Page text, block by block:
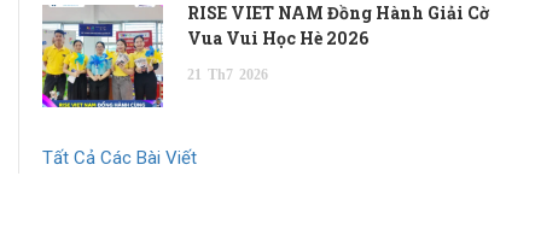
RISE VIET NAM Đồng Hành Giải Cờ
Vua Vui Học Hè 2026
21 Th7 2026
Tất Cả Các Bài Viết